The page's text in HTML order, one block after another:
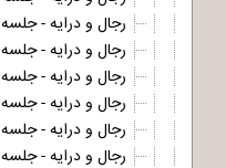
رجال و درایه - جلسه 90
رجال و درایه - جلسه 89
رجال و درایه - جلسه 88
رجال و درایه - جلسه 87
رجال و درایه - جلسه 86
رجال و درایه - جلسه 85